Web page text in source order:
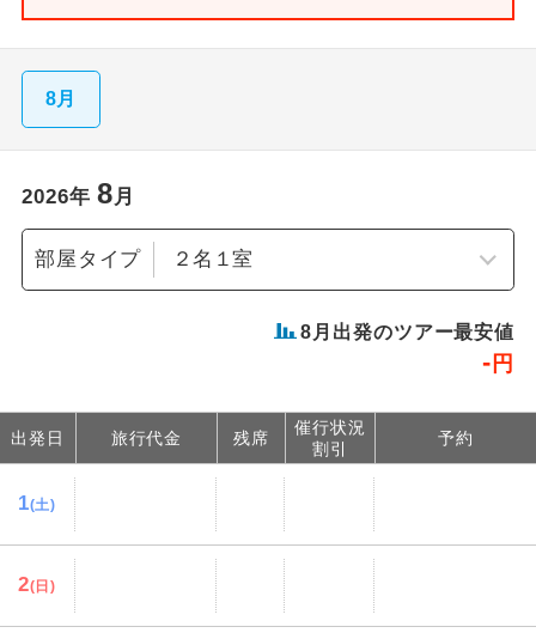
8月
2026年 8 月
部屋タイプ
8 月出発のツアー最安値
- 円
出発日 旅行代金 残席
催行状況
割引
予約
1(土)
2(日)